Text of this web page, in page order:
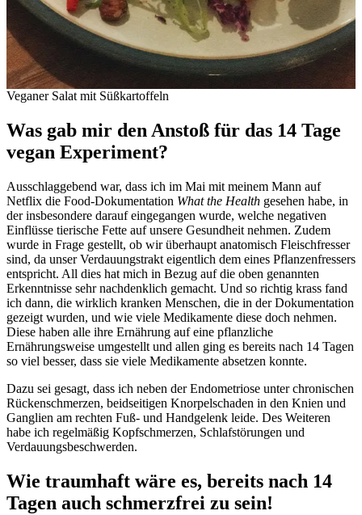
Veganer Salat mit Süßkartoffeln
Was gab mir den Anstoß für das 14 Tage
vegan Experiment?
Ausschlaggebend war, dass ich im Mai mit meinem Mann auf
Netflix die Food-Dokumentation What the Health gesehen habe, in
der insbesondere darauf eingegangen wurde, welche negativen
Einflüsse tierische Fette auf unsere Gesundheit nehmen. Zudem
wurde in Frage gestellt, ob wir überhaupt anatomisch Fleischfresser
sind, da unser Verdauungstrakt eigentlich dem eines Pflanzenfressers
entspricht. All dies hat mich in Bezug auf die oben genannten
Erkenntnisse sehr nachdenklich gemacht. Und so richtig krass fand
ich dann, die wirklich kranken Menschen, die in der Dokumentation
gezeigt wurden, und wie viele Medikamente diese doch nehmen.
Diese haben alle ihre Ernährung auf eine pflanzliche
Ernährungsweise umgestellt und allen ging es bereits nach 14 Tagen
so viel besser, dass sie viele Medikamente absetzen konnte.
Dazu sei gesagt, dass ich neben der Endometriose unter chronischen
Rückenschmerzen, beidseitigen Knorpelschaden in den Knien und
Ganglien am rechten Fuß- und Handgelenk leide. Des Weiteren
habe ich regelmäßig Kopfschmerzen, Schlafstörungen und
Verdauungsbeschwerden.
Wie traumhaft wäre es, bereits nach 14
Tagen auch schmerzfrei zu sein!